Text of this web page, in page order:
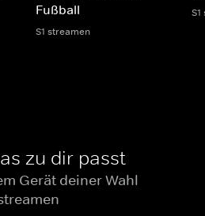
Fußball
S1 streamen
zu dir passt
Gerät deiner Wahl